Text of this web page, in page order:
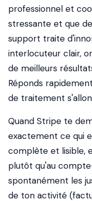
professionnel et
stressante et que
support traite
interlocuteur clair,
de meilleurs
Réponds
de traitement
Quand Stripe te
exactement ce qui
complète et lisible,
plutôt qu'au
spontanément les
de ton activité